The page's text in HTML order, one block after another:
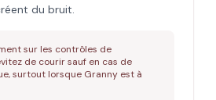
du bruit.
sur les contrôles de
de courir sauf en cas de
surtout lorsque Granny est à